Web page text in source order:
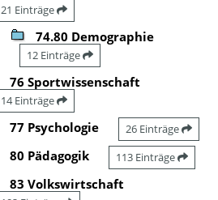
21 Einträge
74.80 Demographie
12 Einträge
76 Sportwissenschaft
14 Einträge
77 Psychologie 26 Einträge
80 Pädagogik 113 Einträge
83 Volkswirtschaft